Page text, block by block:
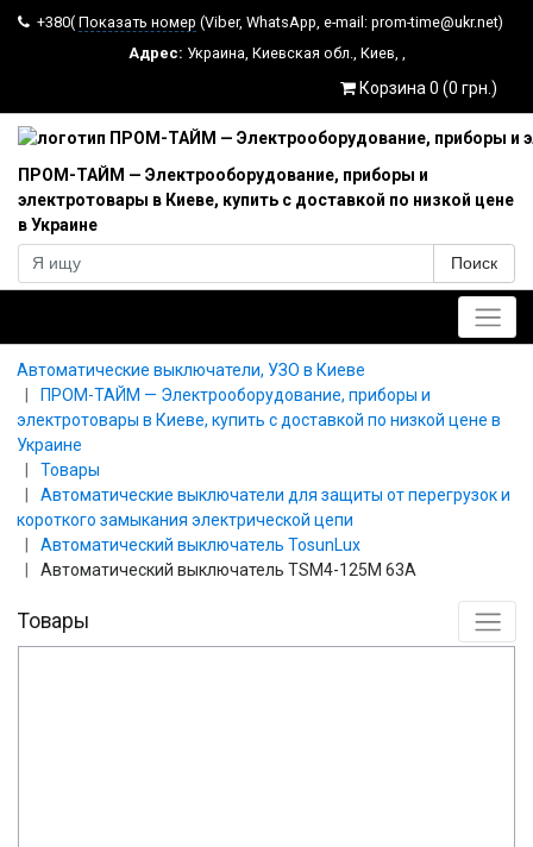
+380( Показать номер (Viber, WhatsApp, e-mail: prom-time@ukr.net)
Адрес: Украина, Киевская обл., Киев, ,
Корзина 0 (0 грн.)
ПРОМ-ТАЙМ — Электрооборудование, приборы и
электротовары в Киеве, купить с доставкой по низкой цене
в Украине
Поиск
Автоматические выключатели, УЗО в Киеве
ПРОМ-ТАЙМ — Электрооборудование, приборы и
электротовары в Киеве, купить с доставкой по низкой цене в
Украине
Товары
Автоматические выключатели для защиты от перегрузок и
короткого замыкания электрической цепи
Автоматический выключатель TosunLux
Автоматический выключатель TSM4-125M 63A
Товары